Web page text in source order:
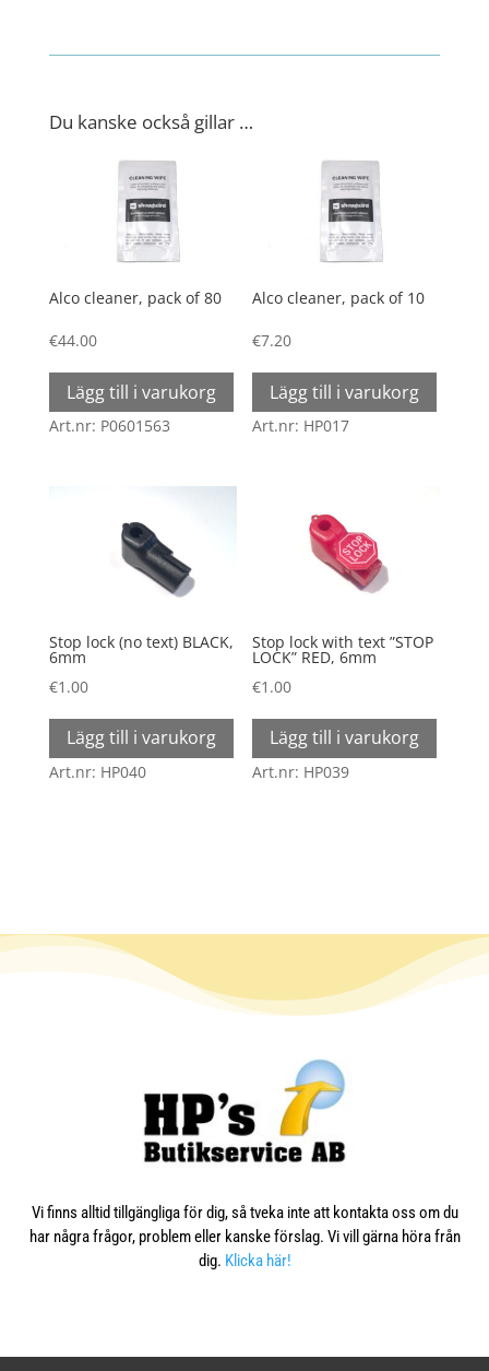
Du kanske också gillar …
Alco cleaner, pack of 80
€44.00
Lägg till i varukorg
Art.nr: P0601563
Alco cleaner, pack of 10
€7.20
Lägg till i varukorg
Art.nr: HP017
Stop lock (no text) BLACK,
6mm
€1.00
Lägg till i varukorg
Art.nr: HP040
Stop lock with text ”STOP
LOCK” RED, 6mm
€1.00
Lägg till i varukorg
Art.nr: HP039
Vi finns alltid tillgängliga för dig, så tveka inte att kontakta oss om du
har några frågor, problem eller kanske förslag. Vi vill gärna höra från
dig. Klicka här!